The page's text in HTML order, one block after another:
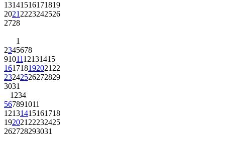
13141516171819
2021 2223242526
2728
1
2345678
9101112131415
161718192021 22
23242526272829
3031
1 234
567891011
12131415161718
192021 22232425
262728293031